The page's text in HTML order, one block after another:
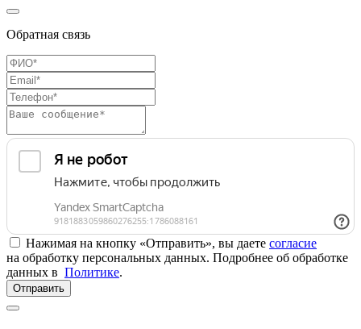
Обратная связь
Нажимая на кнопку «Отправить», вы даете согласие
на обработку персональных данных. Подробнее об обработке
данных в Политике.
Отправить